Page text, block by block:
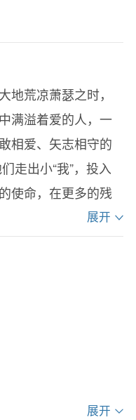
荒凉萧瑟之时，
满溢着爱的人，一
相爱、矢志相守的
走出小“我”，投入
使命，在更多的残
。他们说，有爱的
的花朵，只要尽情
充满爱的温暖。
展开
展开